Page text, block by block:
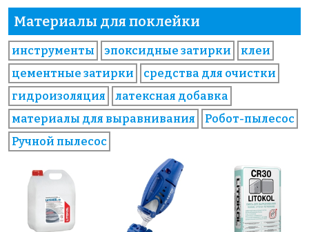
Материалы для поклейки
инструменты эпоксидные затирки
клеи
цементные затирки
средства для очистки
гидроизоляция
латексная добавка
материалы для выравнивания
Робот-пылесос
Ручной пылесос